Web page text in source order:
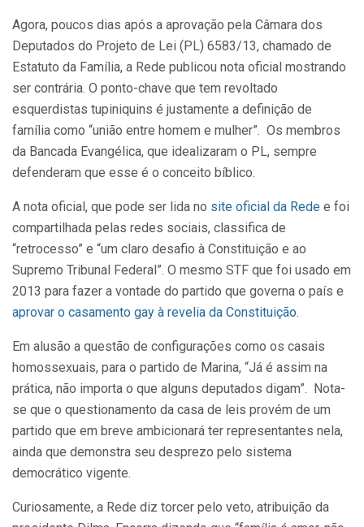
Agora, poucos dias após a aprovação pela Câmara dos
Deputados do Projeto de Lei (PL) 6583/13, chamado de
Estatuto da Família, a Rede publicou nota oficial mostrando
ser contrária. O ponto-chave que tem revoltado
esquerdistas tupiniquins é justamente a definição de
família como “união entre homem e mulher”. Os membros
da Bancada Evangélica, que idealizaram o PL, sempre
defenderam que esse é o conceito bíblico.
A nota oficial, que pode ser lida no site oficial da Rede e foi
compartilhada pelas redes sociais, classifica de
“retrocesso” e “um claro desafio à Constituição e ao
Supremo Tribunal Federal”. O mesmo STF que foi usado em
2013 para fazer a vontade do partido que governa o país e
aprovar o casamento gay à revelia da Constituição.
Em alusão a questão de configurações como os casais
homossexuais, para o partido de Marina, “Já é assim na
prática, não importa o que alguns deputados digam”. Nota-
se que o questionamento da casa de leis provém de um
partido que em breve ambicionará ter representantes nela,
ainda que demonstra seu desprezo pelo sistema
democrático vigente.
Curiosamente, a Rede diz torcer pelo veto, atribuição da